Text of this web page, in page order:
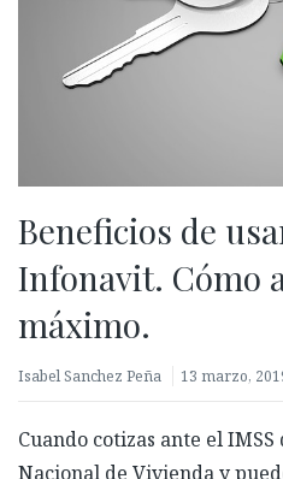
Beneficios de
Infonavit. Cómo
máximo.
Isabel Sanchez Peña 13 marzo,
Cuando cotizas ante el
Nacional de Vivienday